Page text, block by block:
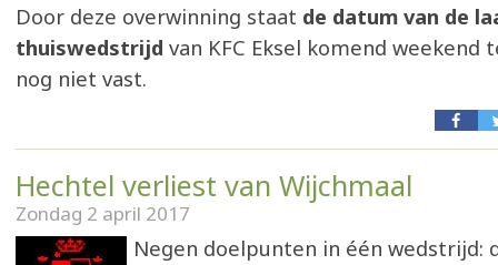
Door deze overwinning staat de datum van de
thuiswedstrijd van KFC Eksel komend weekend
nog niet vast.
Hechtel verliest van Wijchmaal
Zondag 2 april 2017
Negen doelpunten in één wedstrijd: